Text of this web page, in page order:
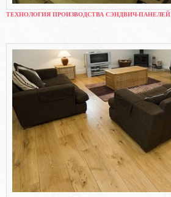
ТЕХНОЛОГИЯ ПРОИЗВОДСТВА СЭНДВИЧ-ПАНЕЛЕЙ